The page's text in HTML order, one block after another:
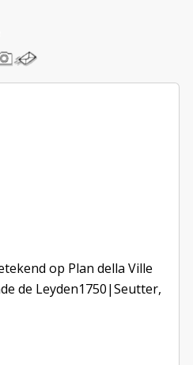
stuur
een
bericht
op Plan della Ville
de Leyden1750|Seutter,